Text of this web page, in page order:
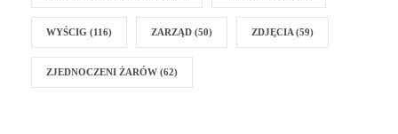
WYŚCIG (116) ZARZĄD (50) ZDJĘCIA (59)
ZJEDNOCZENI ŻARÓW (62)